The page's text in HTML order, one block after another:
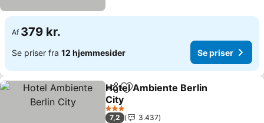
Af 379 kr.
Se priser fra 12 hjemmesider Se priser
Del Føj til favoritter
Hotel Ambiente Berlin
City
3 Stjerner
7,2
3.437